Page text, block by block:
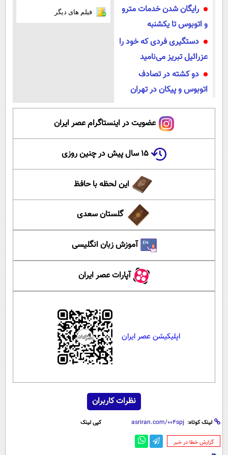
رایگان شدن خدمات مترو
و اتوبوس تا یکشنبه
دستگیری فردی که خود را
عزرائیل تبریز می‌نامید
دو کشته در تصادف
اتوبوس و پیکان در تهران
فیلم های دیگر
عضویت در اینستاگرام عصر ایران
۱۵ سال پیش در چنین روزی
این لحظه با حافظ
گلستان سعدی
آموزش زبان انگلیسی
آپارات عصر ایران
اپلیکیشن عصر ایران
نظرات کاربران
لینک کوتاه: کپی لینک
‌گزارش خطا در خبر